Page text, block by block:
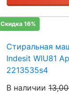
Скидка 16%
Стиральная
Indesit WIU81
2213535s4
В наличии